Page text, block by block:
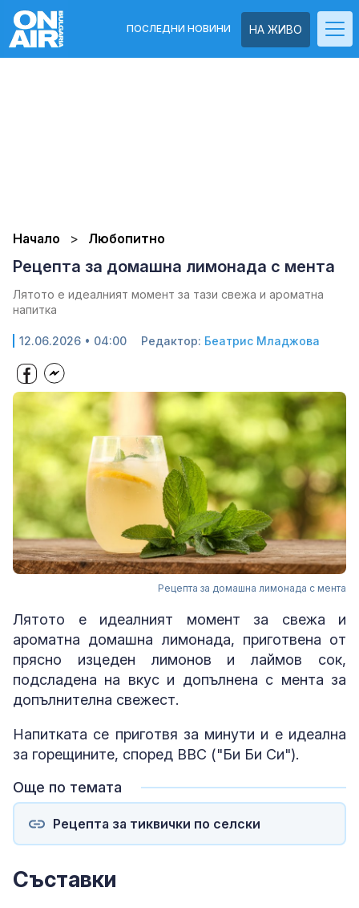
НА ЖИВО
ПОСЛЕДНИ НОВИНИ
Начало Любопитно
Рецепта за домашна лимонада с мента
Лятото е идеалният момент за тази свежа и ароматна
напитка
12.06.2026 • 04:00 Редактор: Беатрис Младжова
Рецепта за домашна лимонада с мента
Лятото е идеалният момент за свежа и
ароматна домашна лимонада, приготвена от
прясно изцеден лимонов и лаймов сок,
подсладена на вкус и допълнена с мента за
допълнителна свежест.
Напитката се приготвя за минути и е идеална
за горещините, според BBC ("Би Би Си").
Още по темата
Рецепта за тиквички по селски
Съставки